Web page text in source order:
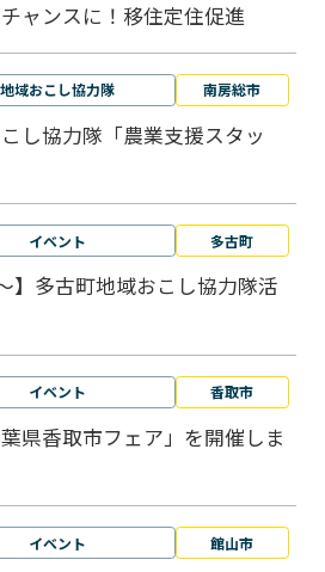
ャンスに！移住定住促進
地域おこし協力隊 南房総市
し協力隊「農業支援スタッ
イベント 多古町
】多古町地域おこし協力隊活
イベント 香取市
県香取市フェア」を開催しま
イベント 館山市